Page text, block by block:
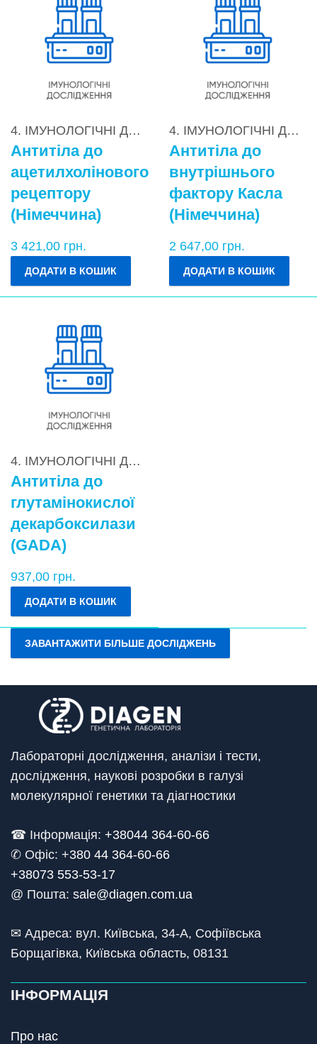
4. ІМУНОЛОГІЧНІ ДОСЛІДЖЕННЯ ,4.2.
Антитіла до
ацетилхолінового
рецептору
(Німеччина)
3 421,00 грн.
ДОДАТИ В КОШИК
4. ІМУНОЛОГІЧНІ ДОСЛІДЖЕННЯ
Антитіла до
внутрішнього
фактору Касла
(Німеччина)
2 647,00 грн.
ДОДАТИ В КОШИК
4. ІМУНОЛОГІЧНІ ДОСЛІДЖЕННЯ
Антитіла до
глутамінокислої
декарбоксилази
(GADA)
937,00 грн.
ДОДАТИ В КОШИК
ЗАВАНТАЖИТИ БІЛЬШЕ ДОСЛІДЖЕНЬ
Лабораторні дослідження, аналізи і тести,
дослідження, наукові розробки в галузі
молекулярної генетики та діагностики
☎ Інформація: +38044 364-60-66
✆ Офіс: +380 44 364-60-66
+38073 553-53-17
@ Пошта: sale@diagen.com.ua
✉ Адреса: вул. Київська, 34-А, Софіївська
Борщагівка, Київська область, 08131
ІНФОРМАЦІЯ
Про нас